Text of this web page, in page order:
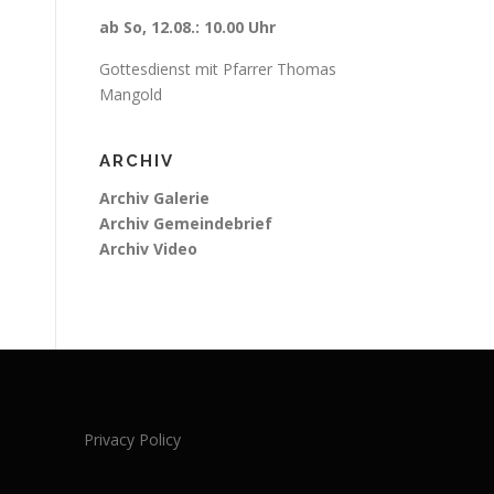
ab So, 12.08.: 10.00 Uhr
Gottesdienst mit Pfarrer Thomas
Mangold
ARCHIV
Archiv Galerie
Archiv Gemeindebrief
Archiv Video
Privacy Policy